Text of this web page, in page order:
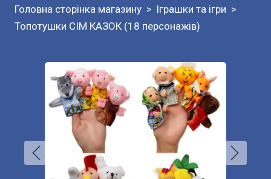
Головна сторінка магазину
Іграшки та ігри
Топотушки СІМ КАЗОК (18 персонажів)